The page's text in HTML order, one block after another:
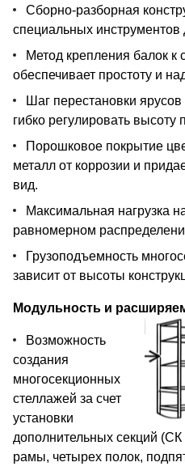
Сборно-разборная
специальных инструментов
Метод крепления балок к
обеспечивает простоту и
Шаг перестановки
гибко регулировать
Порошковое покрытие
металл от коррозии и
вид.
Максимальная нагрузка
равномерном
Грузоподъемность
зависит от высоты
Модульность и
Возможность
создания
многосекционных
стеллажей за счет
установки
дополнительных секций
рамы, четырех полок,